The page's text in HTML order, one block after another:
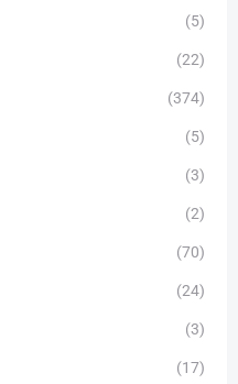
(5)
(22)
(374)
(5)
(3)
(2)
(70)
(24)
(3)
(17)